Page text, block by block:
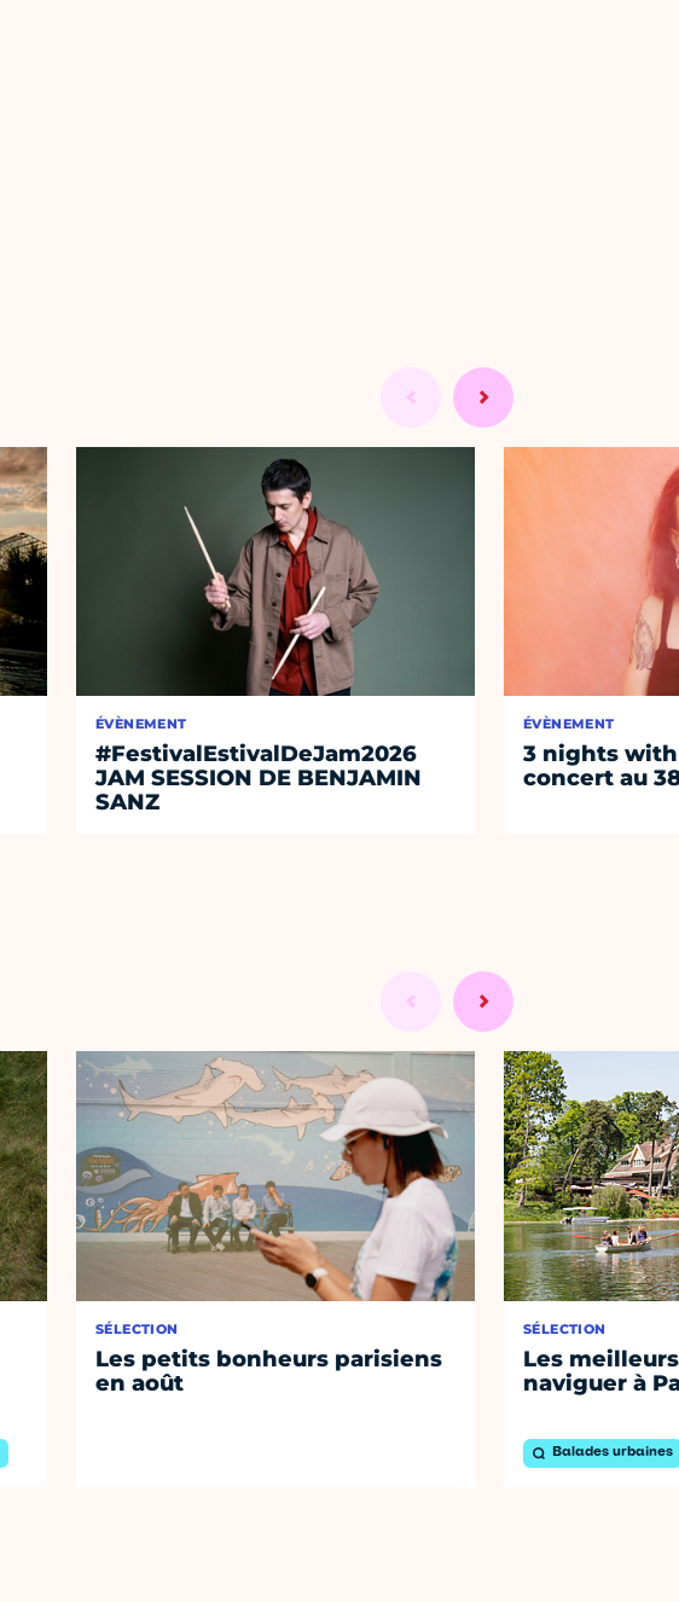
ÉVÈNEMENT
#FestivalEstivalDeJam2026
JAM SESSION DE BENJAMIN
SANZ
ÉVÈNEMENT
3 nights with
concert au
SÉLECTION
Les petits bonheurs parisiens
en août
SÉLECTION
Les
naviguer à
Balades urbaines